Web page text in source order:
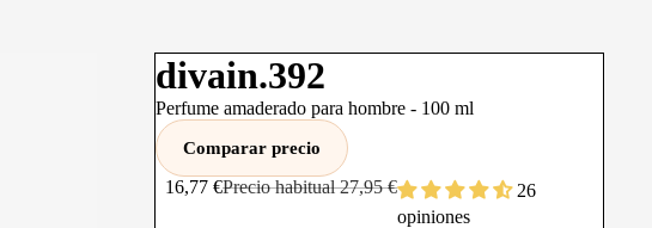
divain.392
Perfume amaderado para hombre - 100 ml
Comparar precio
16,77 €Precio habitual27,95 €
26
opiniones